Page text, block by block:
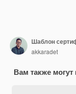
Шаблон
akkaradet
Вам также